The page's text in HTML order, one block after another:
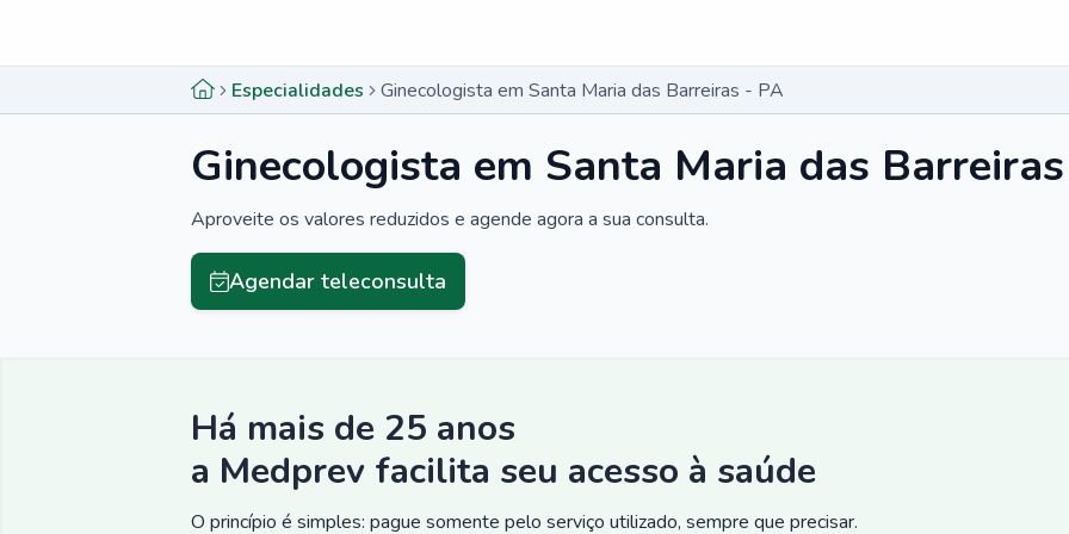
Especialidades Ginecologista em Santa Maria das Barreiras - PA
Ginecologista em Santa Maria das
Aproveite os valores reduzidos e agende agora a sua consulta.
Agendar teleconsulta
Há mais de 25 anos
a Medprev facilita seu acesso à saúde
O princípio é simples: pague somente pelo serviço utilizado, sempre que precisar.